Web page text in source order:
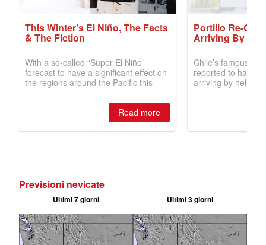
Previsioni nevicate
Ultimi 7 giorni Ultimi 3 giorni